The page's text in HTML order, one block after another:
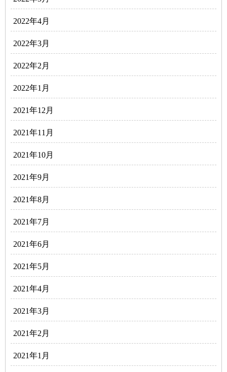
2022年4月
2022年3月
2022年2月
2022年1月
2021年12月
2021年11月
2021年10月
2021年9月
2021年8月
2021年7月
2021年6月
2021年5月
2021年4月
2021年3月
2021年2月
2021年1月